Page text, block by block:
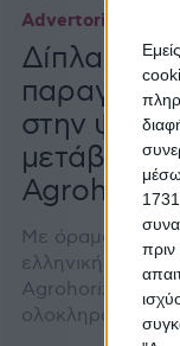
πριν
Δίπλα
στην
μετάβαση
Advertorial
Με όραμα τον
ελληνικής
Agrohorizon
ολοκληρωμένες